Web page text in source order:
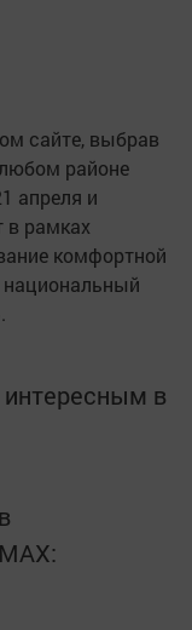
сайте, выбрав
районе
апреля и
в рамках
комфортной
национальный
в